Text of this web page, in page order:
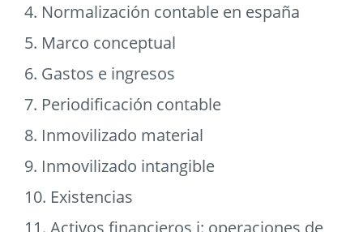
4. Normalización contable en españa
5. Marco conceptual
6. Gastos e ingresos
7. Periodificación contable
8. Inmovilizado material
9. Inmovilizado intangible
10. Existencias
11. Activos financieros i: operaciones de